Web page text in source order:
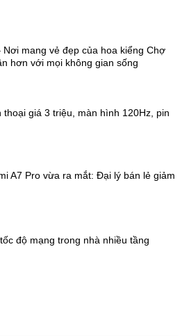
Nơi mang vẻ đẹp của hoa kiểng Chợ
hơn với mọi không gian sống
thoại giá 3 triệu, màn hình 120Hz, pin
A7 Pro vừa ra mắt: Đại lý bán lẻ giảm
độ mạng trong nhà nhiều tầng